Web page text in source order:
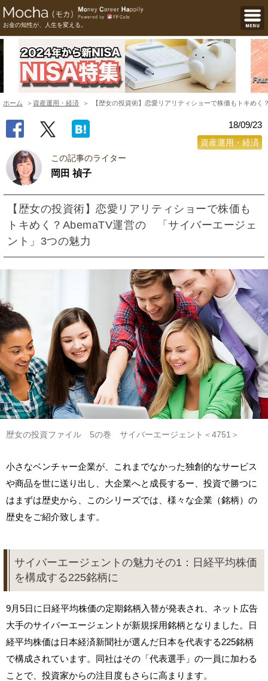
お金の知性が、人生を変える。
ホーム 資産運用・経済 【歴女の投資術】恋愛リアリティショーで株価もトキめ
18/09/23
資産運用・経済
この記事のライター
岡田 禎子
【歴女の投資術】恋愛リアリティショーで株価も
トキめく？AbemaTV運営の 「サイバーエージェ
ント」3つの魅力
歴女の投資ファイル 5の巻 サイバーエージェント＜4751＞
小さなベンチャー企業が、これまでなかった独創的なサービス
や商品を世に送り出し、大企業へと成長するー、投資で勝つに
はまずは歴史から、このシリーズでは、様々な企業（銘柄）の
歴史をご紹介致します。
サイバーエージェントの魅力その1：日経平均株価
を構成する225銘柄に
9月5日に日経平均株価の定期銘柄入替が発表され、ネット広告
大手のサイバーエージェントが新規採用銘柄となりました。日
経平均株価は日本経済新聞社が選んだ日本を代表する225銘柄
で構成されています。同社はその「代表選手」の一員に加わる
ことで、投資家からの注目度もさらに高まります。